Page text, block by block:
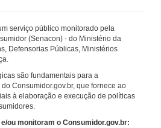
serviço público monitorado pela
(Senacon) - do Ministério da
Defensorias Públicas, Ministérios
são fundamentais para a
Consumidor.gov.br, que fornece ao
à elaboração e execução de políticas
ou monitoram o Consumidor.gov.br: